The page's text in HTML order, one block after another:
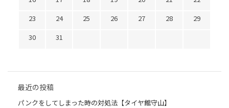
23
24 25 26 27 28
29
30
31
最近の投稿
パンクをしてしまった時の対処法【タイヤ館守山】